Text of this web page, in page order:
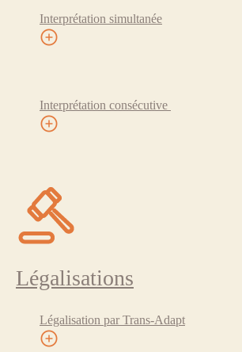
Interprétation simultanée
Interprétation consécutive
Légalisations
Légalisation par Trans-Adapt